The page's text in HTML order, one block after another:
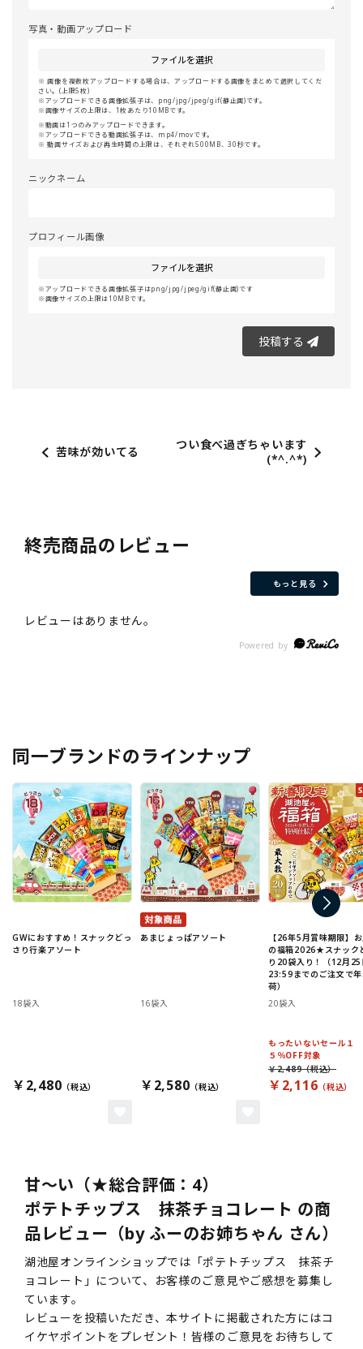
写真・動画アップロード
ファイルを選択
画像を複数枚アップロードする場合は、アップロードする画像をまとめて選択してくだ
さい。(上限5枚)
アップロードできる画像拡張子は、png/jpg/jpeg/gif(静止画)です。
画像サイズの上限は、1枚あたり10MBです。
動画は1つのみアップロードできます。
アップロードできる動画拡張子は、mp4/movです。
動画サイズおよび再生時間の上限は、それぞれ500MB、30秒です。
ニックネーム
プロフィール画像
ファイルを選択
アップロードできる画像拡張子はpng/jpg/jpeg/gif(静止画)です
画像サイズの上限は10MBです。
投稿する
苦味が効いてる
つい食べ過ぎちゃいます
(*^.^*)
終売商品のレビュー
もっと見る
同一ブランドのラインナップ
GWにおすすめ！スナックどっ
さり行楽アソート
18袋入
￥2,480
あまじょっぱアソート
16袋入
￥2,580
【26年5月賞味期限】
の福箱2026★スナック
り20袋入り！（12月25
23:59までのご注文で
荷）
20袋入
もったいないセール１
５％OFF対象
￥2,116
￥2,489
甘～い（★総合評価：4）
ポテトチップス 抹茶チョコレート の商
品レビュー（by ふーのお姉ちゃん さん）
湖池屋オンラインショップでは「ポテトチップス 抹茶チ
ョコレート」について、お客様のご意見やご感想を募集し
ています。
レビューを投稿いただき、本サイトに掲載された方にはコ
イケヤポイントをプレゼント！皆様のご意見をお待ちして